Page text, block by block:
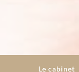
Le cabinet